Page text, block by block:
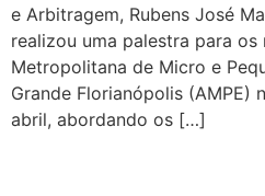
e Arbitragem, Rubens José
realizou uma palestra para
Metropolitana de Micro e
Grande Florianópolis (AMPE)
abril, abordando os […]